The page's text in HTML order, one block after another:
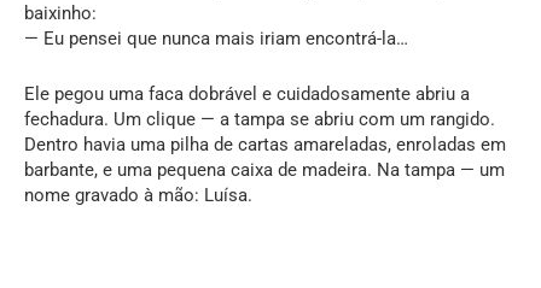
baixinho:
— Eu pensei que nunca mais iriam encontrá-la…
Ele pegou uma faca dobrável e cuidadosamente abriu a
fechadura. Um clique — a tampa se abriu com um rangido.
Dentro havia uma pilha de cartas amareladas, enroladas em
barbante, e uma pequena caixa de madeira. Na tampa — um
nome gravado à mão: Luísa.